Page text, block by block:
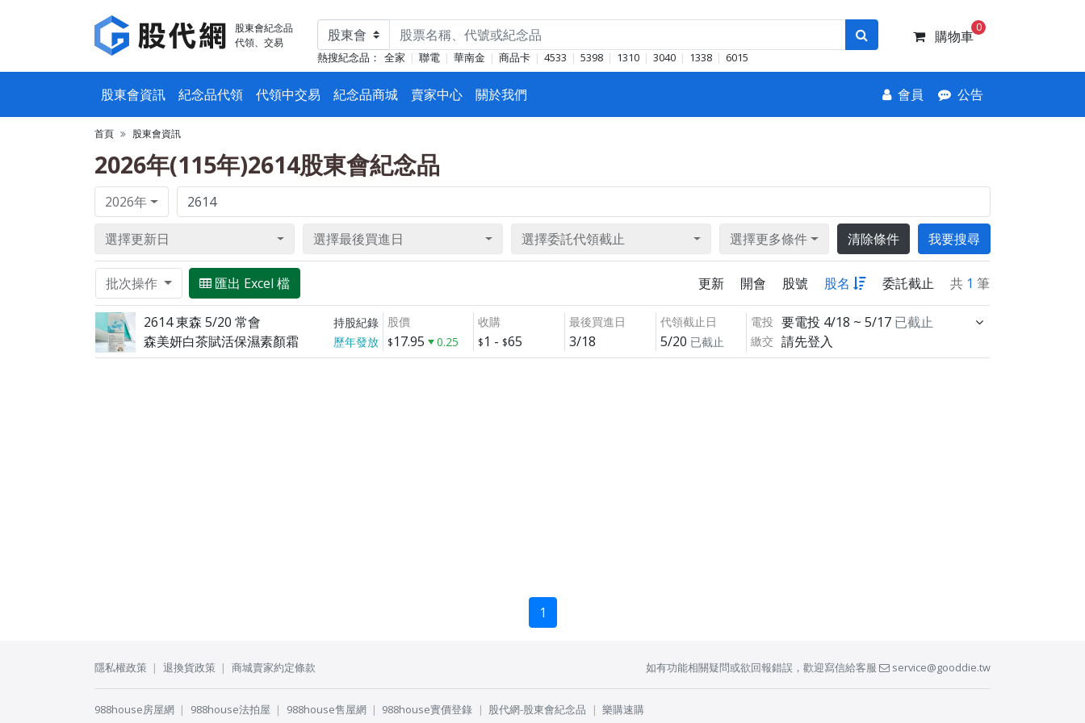
股東會紀念品
代領、交易
熱搜紀念品： 全家 聯電 華南金 商品卡 4533 5398 1310 3040 1338 6015
購物車
0
股東會資訊 紀念品代領 代領中交易 紀念品商城 賣家中心 關於我們 會員 公告
首頁 股東會資訊
2026年(115年)2614股東會紀念品
2026年
選擇更新日 選擇最後買進日 選擇委託代領截止 選擇更多條件 清除條件 我要搜尋
批次操作 匯出 Excel 檔 更新 開會 股號 股名 委託截止 共 1 筆
2614 東森 5/20 常會 持股紀錄
森美妍白茶賦活保濕素顏霜 歷年發放
股價
17.95 0.25
收購
1 - 65
最後買進日
3/18
代領截止日
5/20 已截止
電投 要電投 4/18 ~ 5/17 已截止
繳交 請先登入
1
隱私權政策 退換貨政策 商城賣家約定條款 如有功能相關疑問或欲回報錯誤，歡迎寫信給客服 service@gooddie.tw
988house房屋網 988house法拍屋 988house售屋網 988house實價登錄 股代網-股東會紀念品 樂購速購